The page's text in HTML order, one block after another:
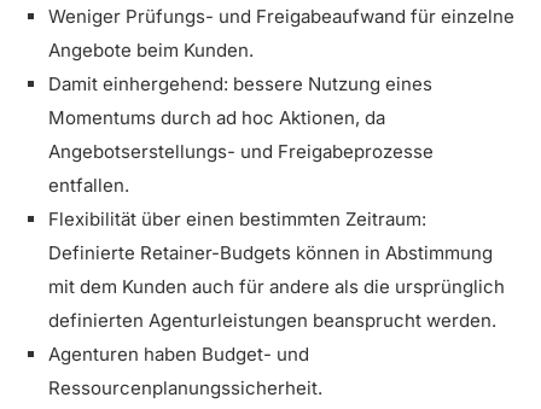
Weniger Prüfungs- und Freigabeaufwand für einzelne
Angebote beim Kunden.
Damit einhergehend: bessere Nutzung eines
Momentums durch ad hoc Aktionen, da
Angebotserstellungs- und Freigabeprozesse
entfallen.
Flexibilität über einen bestimmten Zeitraum:
Definierte Retainer-Budgets können in Abstimmung
mit dem Kunden auch für andere als die ursprünglich
definierten Agenturleistungen beansprucht werden.
Agenturen haben Budget- und
Ressourcenplanungssicherheit.